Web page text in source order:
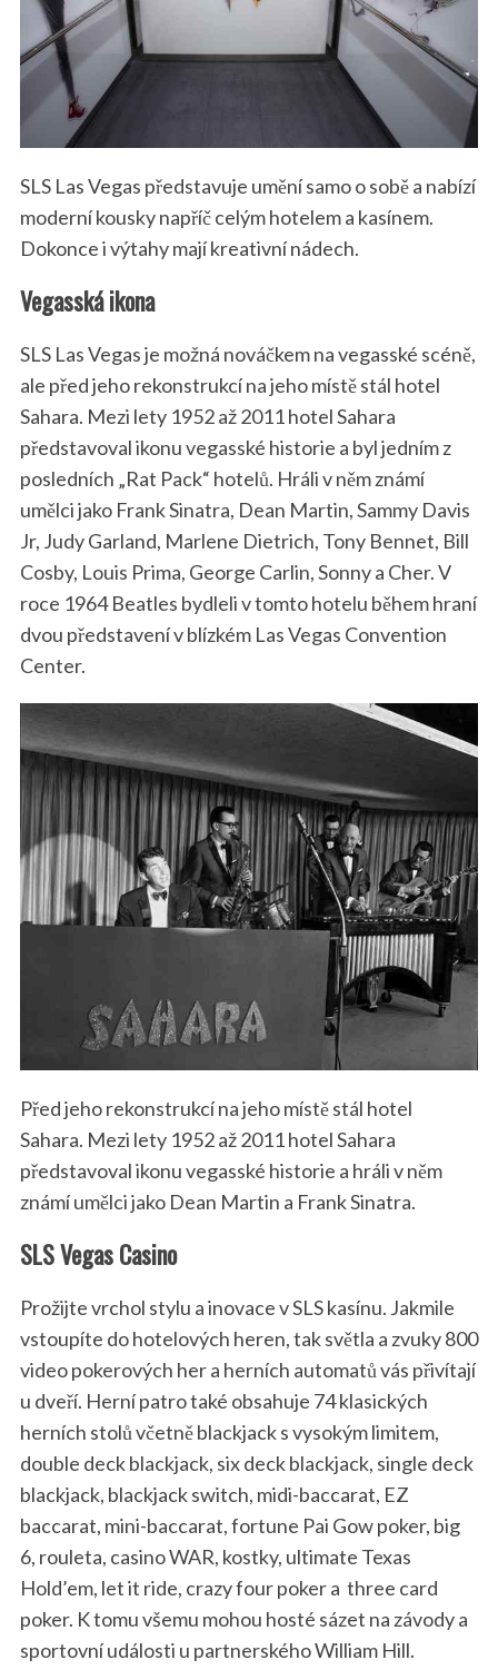
SLS Las Vegas představuje umění samo o sobě a nabízí
moderní kousky napříč celým hotelem a kasínem.
Dokonce i výtahy mají kreativní nádech.
Vegasská ikona
SLS Las Vegas je možná nováčkem na vegasské scéně,
ale před jeho rekonstrukcí na jeho místě stál hotel
Sahara. Mezi lety 1952 až 2011 hotel Sahara
představoval ikonu vegasské historie a byl jedním z
posledních „Rat Pack“ hotelů. Hráli v něm známí
umělci jako Frank Sinatra, Dean Martin, Sammy Davis
Jr, Judy Garland, Marlene Dietrich, Tony Bennet, Bill
Cosby, Louis Prima, George Carlin, Sonny a Cher. V
roce 1964 Beatles bydleli v tomto hotelu během hraní
dvou představení v blízkém Las Vegas Convention
Center.
Před jeho rekonstrukcí na jeho místě stál hotel
Sahara. Mezi lety 1952 až 2011 hotel Sahara
představoval ikonu vegasské historie a hráli v něm
známí umělci jako Dean Martin a Frank Sinatra.
SLS Vegas Casino
Prožijte vrchol stylu a inovace v SLS kasínu. Jakmile
vstoupíte do hotelových heren, tak světla a zvuky 800
video pokerových her a herních automatů vás přivítají
u dveří. Herní patro také obsahuje 74 klasických
herních stolů včetně blackjack s vysokým limitem,
double deck blackjack, six deck blackjack, single deck
blackjack, blackjack switch, midi-baccarat, EZ
baccarat, mini-baccarat, fortune Pai Gow poker, big
6, rouleta, casino WAR, kostky, ultimate Texas
Hold’em, let it ride, crazy four poker a three card
poker. K tomu všemu mohou hosté sázet na závody a
sportovní události u partnerského William Hill.